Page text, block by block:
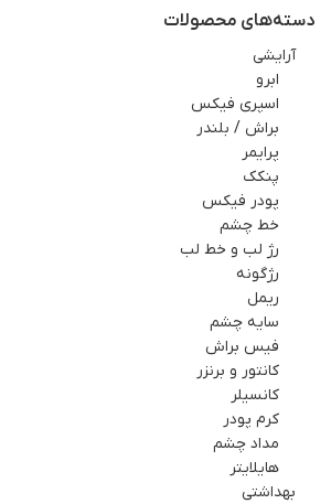
دسته‌های محصولات
آرايشي
ابرو
اسپري فيکس
براش / بلندر
پرایمر
پنکک
پودر فیکس
خط چشم
رژ لب و خط لب
رژگونه
ریمل
سایه چشم
فيس براش
کانتور و برنزر
کانسیلر
کرم پودر
مداد چشم
هایلایتر
بهداشتي